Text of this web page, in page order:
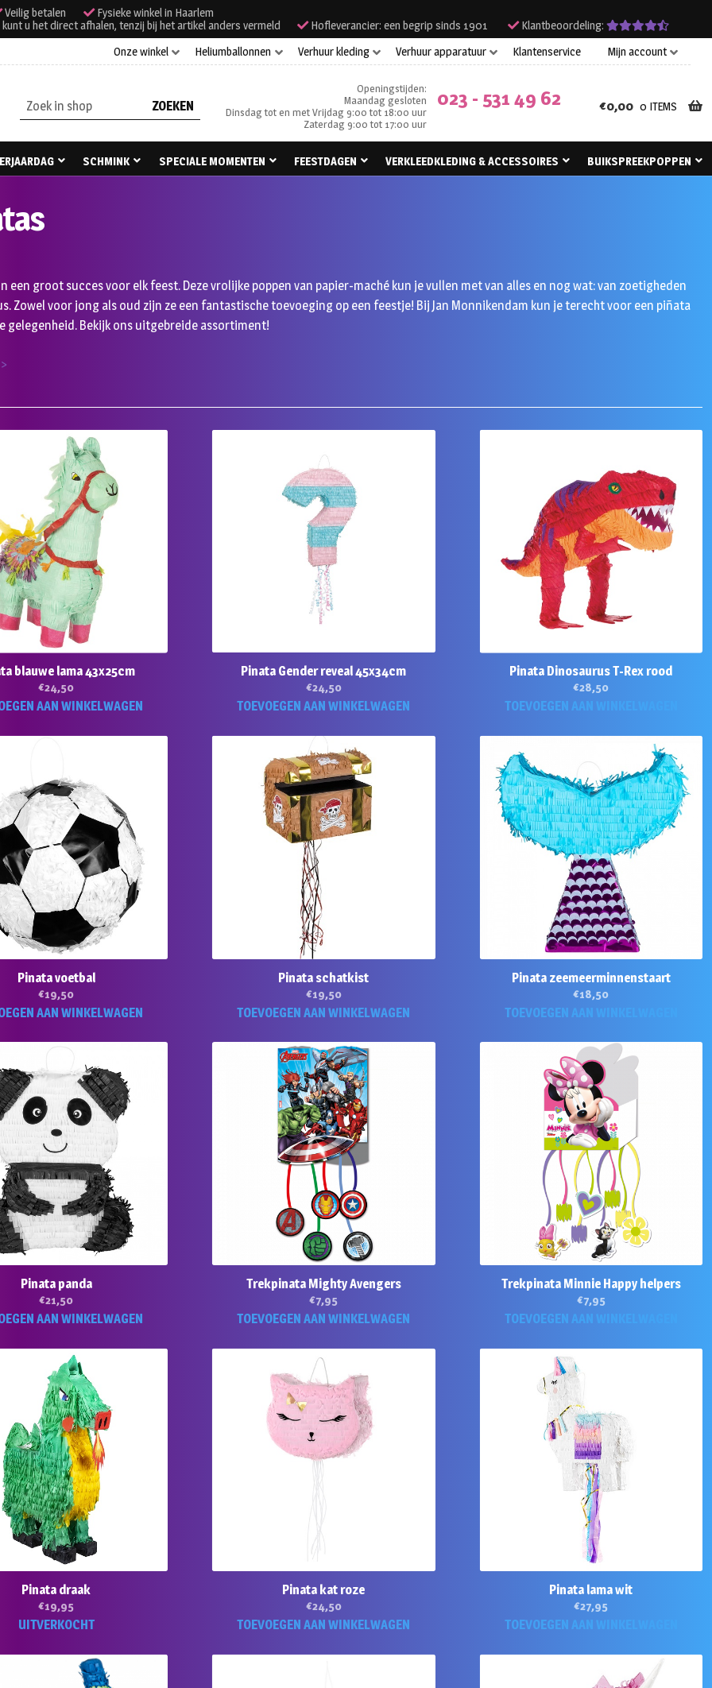
Veilig betalen
Fysieke winkel in Haarlem
u het direct afhalen, tenzij bij het artikel anders vermeld
Hofleverancier: een begrip sinds 1901
Klantbeoordeling:
Onze winkel
Heliumballonnen Verhuur kleding Verhuur apparatuur Klantenservice Mijn account
Zoeken
naar:
Openingstijden:
Maandag gesloten
Dinsdag tot en met Vrijdag 9:00 tot 18:00 uur
Zaterdag 9:00 tot 17:00 uur
023 - 531 49 62 €0,00 0 ITEMS
SCHMINK SPECIALE MOMENTEN FEESTDAGEN VERKLEEDKLEDING & ACCESSOIRES BUIKSPREEKPOPPEN
een groot succes voor elk feest. Deze vrolijke poppen van papier-maché kun je vullen met van alles en nog wat: van zoetigheden
Zowel voor jong als oud zijn ze een fantastische toevoeging op een feestje! Bij Jan Monnikendam kun je terecht voor een piñata
gelegenheid. Bekijk ons uitgebreide assortiment!
blauwe lama 43x25cm
€24,50
AAN WINKELWAGEN
Pinata Gender reveal 45x34cm
€24,50
TOEVOEGEN AAN WINKELWAGEN
Pinata Dinosaurus T-Rex rood
€28,50
TOEVOEGEN AAN WINKELWAGEN
Pinata voetbal
€19,50
AAN WINKELWAGEN
Pinata schatkist
€19,50
TOEVOEGEN AAN WINKELWAGEN
Pinata zeemeerminnenstaart
€18,50
TOEVOEGEN AAN WINKELWAGEN
Pinata panda
€21,50
AAN WINKELWAGEN
Trekpinata Mighty Avengers
€7,95
TOEVOEGEN AAN WINKELWAGEN
Trekpinata Minnie Happy helpers
€7,95
TOEVOEGEN AAN WINKELWAGEN
Pinata draak
€19,95
UITVERKOCHT
Pinata kat roze
€24,50
TOEVOEGEN AAN WINKELWAGEN
Pinata lama wit
€27,95
TOEVOEGEN AAN WINKELWAGEN